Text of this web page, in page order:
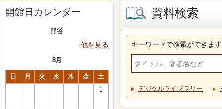
開館日カレンダー
熊谷
他を見る
8月
日 月 火 水 木 金 土
1
資料検索
キーワードで検索ができます
デジタルライブラリー